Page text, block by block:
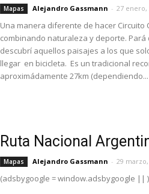
Mapas Alejandro Gassmann - 27 enero,
Una manera diferente de hacer Circuito
combinando naturaleza y deporte.
descubrí aquellos paisajes a los que
llegar en bicicleta. Es un tradicional
aproximádamente 27km (dependiendo...
Ruta Nacional
Mapas Alejandro Gassmann - 29 marzo,
(adsbygoogle = window.adsbygoogle ||